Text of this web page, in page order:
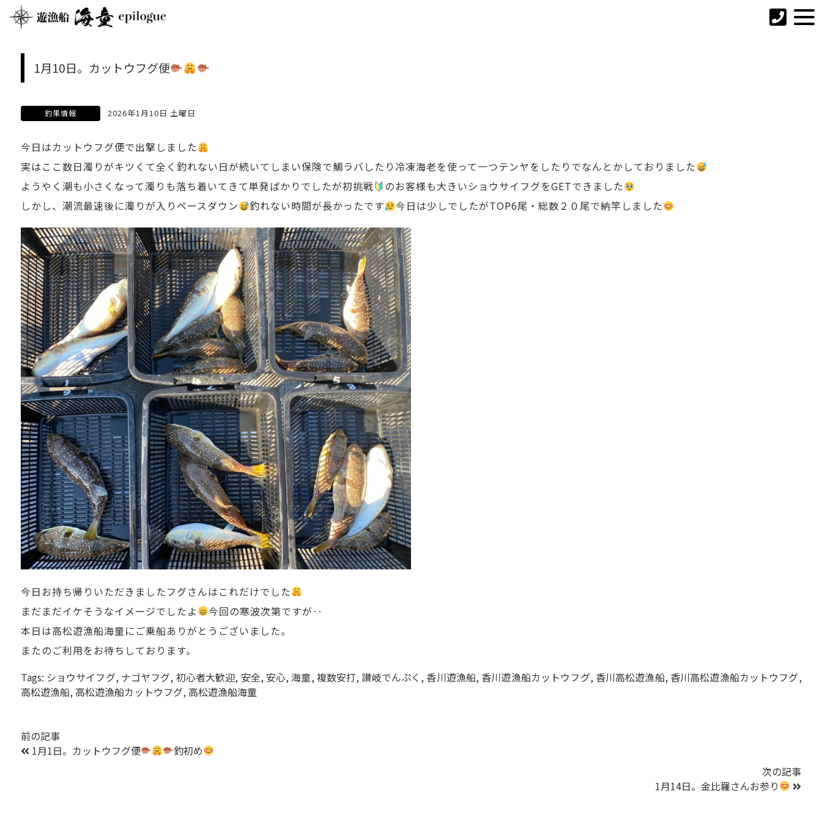
1月10日。カットウフグ便
釣果情報 2026年1月10日 土曜日
今日はカットウフグ便で出撃しました
実はここ数日濁りがキツくて全く釣れない日が続いてしまい保険で鯛ラバしたり冷凍海老を使って一つテンヤをしたりでなんとかしておりました
ようやく潮も小さくなって濁りも落ち着いてきて単発ばかりでしたが初挑戦
のお客様も大きいショウサイフグをGETできました
しかし、潮流最速後に濁りが入りペースダウン
釣れない時間が長かったです 今日は少しでしたがTOP6尾・総数２０尾で納竿しました
今日お持ち帰りいただきましたフグさんはこれだけでした
まだまだイケそうなイメージでしたよ
今回の寒波次第ですが‥
本日は高松遊漁船海童にご乗船ありがとうございました。
またのご利用をお待ちしております。
Tags: ショウサイフグ, ナゴヤフグ, 初心者大歓迎, 安全, 安心,海童, 複数安打,讃岐でんぷく , 香川遊漁船, 香川遊漁船カットウフグ, 香川高松遊漁船, 香川高松遊漁船カットウフグ,
高松遊漁船, 高松遊漁船カットウフグ, 高松遊漁船海童
前の記事
1月1日。カットウフグ便
釣初め
次の記事
1月14日。金比羅さんお参り